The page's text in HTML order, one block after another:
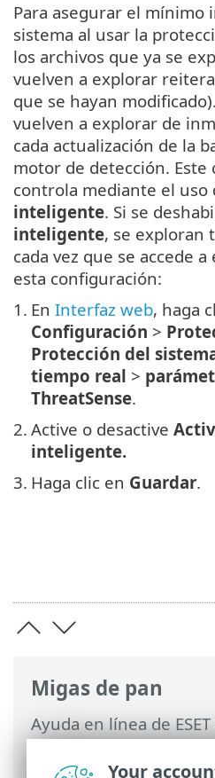
Migas de pan
Ayuda en línea de ESET
Security for Linux>
Protecciones>
Para asegurar el mínimo
sistema al usar la
los archivos que ya se
vuelven a explorar
que se hayan
vuelven a explorar de
cada actualización de la
motor de detección.
controla mediante el uso
inteligente. Si se
inteligente, se exploran
cada vez que se accede
esta configuración:
1. En Interfaz web, haga
Configuración >
Protección del
tiempo real >
ThreatSense.
2. Active o desactive
inteligente.
3. Haga clic en Guardar.
Your